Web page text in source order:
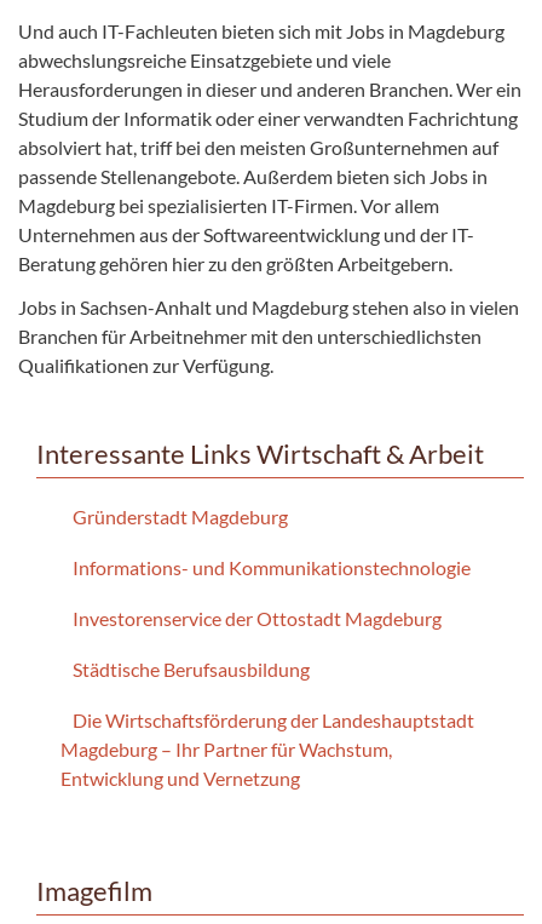
Und auch IT-Fachleuten bieten sich mit Jobs in Magdeburg
abwechslungsreiche Einsatzgebiete und viele
Herausforderungen in dieser und anderen Branchen. Wer ein
Studium der Informatik oder einer verwandten Fachrichtung
absolviert hat, triff bei den meisten Großunternehmen auf
passende Stellenangebote. Außerdem bieten sich Jobs in
Magdeburg bei spezialisierten IT-Firmen. Vor allem
Unternehmen aus der Softwareentwicklung und der IT-
Beratung gehören hier zu den größten Arbeitgebern.
Jobs in Sachsen-Anhalt und Magdeburg stehen also in vielen
Branchen für Arbeitnehmer mit den unterschiedlichsten
Qualifikationen zur Verfügung.
Interessante Links Wirtschaft & Arbeit
Gründerstadt Magdeburg
Informations- und Kommunikationstechnologie
Investorenservice der Ottostadt Magdeburg
Städtische Berufsausbildung
Die Wirtschaftsförderung der Landeshauptstadt
Magdeburg – Ihr Partner für Wachstum,
Entwicklung und Vernetzung
Imagefilm